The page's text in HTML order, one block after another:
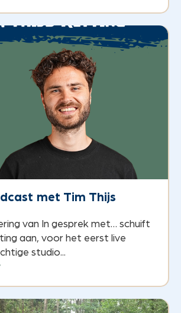
met Tim Thijs
van In gesprek met… schuift
aan, voor het eerst live
studio...